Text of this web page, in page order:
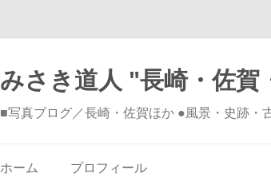
みさき道人 "長崎・佐
■写真ブログ／長崎・佐賀ほか ●風景・史跡・
ホーム プロフィール